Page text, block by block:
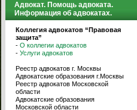
Адвокат. Помощь адвоката.
Информация об адвокатах.
Коллегия адвокатов “Правовая
защита”
- О коллегии адвокатов
- Услуги адвокатов
Реестр адвокатов г. Москвы
Адвокатские образования г.Москвы
Реестр адвокатов Московской
области
Адвокатские образования
Московской области